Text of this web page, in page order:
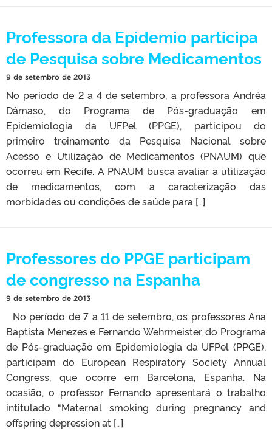
Professora da Epidemio participa
de Pesquisa sobre Medicamentos
9 de setembro de 2013
No período de 2 a 4 de setembro, a professora Andréa
Dâmaso, do Programa de Pós-graduação em
Epidemiologia da UFPel (PPGE), participou do
primeiro treinamento da Pesquisa Nacional sobre
Acesso e Utilização de Medicamentos (PNAUM) que
ocorreu em Recife. A PNAUM busca avaliar a utilização
de medicamentos, com a caracterização das
morbidades ou condições de saúde para […]
Professores do PPGE participam
de congresso na Espanha
9 de setembro de 2013
No período de 7 a 11 de setembro, os professores Ana
Baptista Menezes e Fernando Wehrmeister, do Programa
de Pós-graduação em Epidemiologia da UFPel (PPGE),
participam do European Respiratory Society Annual
Congress, que ocorre em Barcelona, Espanha. Na
ocasião, o professor Fernando apresentará o trabalho
intitulado “Maternal smoking during pregnancy and
offspring depression at […]